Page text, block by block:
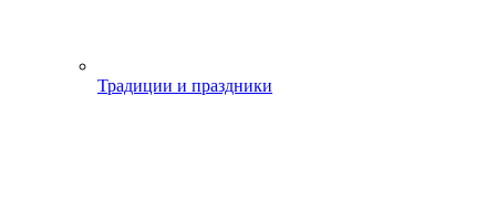
Традиции и праздники